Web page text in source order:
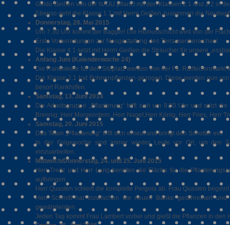
Guido Geißen von der NAJU pflanzt mit den Klassen 2.1 und 2.2 in
Ebenso geht die Klasse 1.1 mit Herrn Geißen zusammen die
Donnerstag, 28. Mai 2015
Um 7.30 Uhr kommt der Bagger! Die Humusschicht wird von der
Erste Vorbereitungen zur Neugestaltung des Terrassenbereiches!
Die Klasse 4.1 setzt mit Herrn Geißen die Sträucher für unsere
Anfang Juni (Kalenderwoche 24)
Die Randsteine für den Sitzplatz werden von der Fa.
Die Klasse 2.1 hat Bohnenpflanzen gezogen. Diese werden nun
besort Rankhilfen.
Samstag, 13. Juni 2014
Die Arbeitsgruppe „Pflasterung“ trifft sich um 9.00 Uhr und setzt
Brennig, Herr Morgenstern, Herr Nagel,Herr König, Herr Fries, Herr
Samstag, 20. Juni 2015
Das Team „Pflasterung“ trifft sich erneut und bringt den Schotter ein.
In der Folgewoche sind immer wieder Leute vor Ort, um den
einzuarbeiten.
Mittwoch/Donnerstag, 24. und 25. Juni 2015
Herr Treitz und Herr Lang bereiten die Fläche für die
aufbringen.
Herr Quasten schleift die komplette Pergola ab. Frau Quasten
Herr Schmitt hat inzwischen die neuen Bänke geschreinert
gewährleisten.
Jeden Tag kommt Frau Lambert vorbei und gießt die Pflanzen in